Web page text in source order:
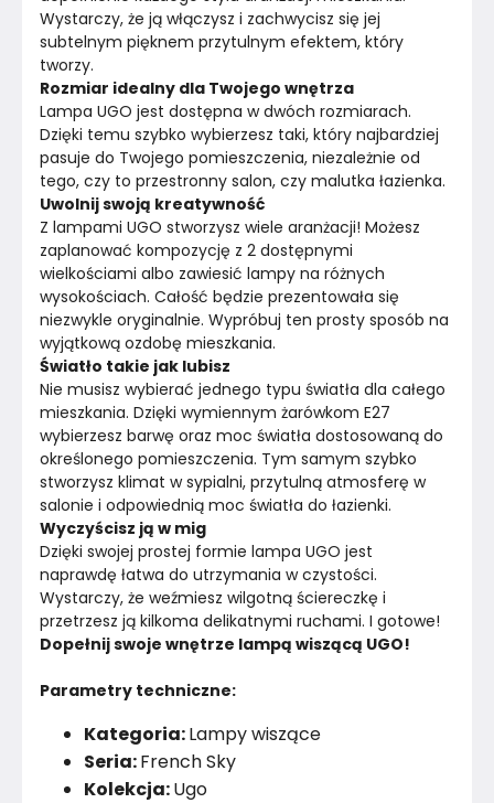
Wystarczy, że ją włączysz i zachwycisz się jej
subtelnym pięknem przytulnym efektem, który
tworzy.
Rozmiar idealny dla Twojego wnętrza
Lampa UGO jest dostępna w dwóch rozmiarach.
Dzięki temu szybko wybierzesz taki, który najbardziej
pasuje do Twojego pomieszczenia, niezależnie od
tego, czy to przestronny salon, czy malutka łazienka.
Uwolnij swoją kreatywność
Z lampami UGO stworzysz wiele aranżacji! Możesz
zaplanować kompozycję z 2 dostępnymi
wielkościami albo zawiesić lampy na różnych
wysokościach. Całość będzie prezentowała się
niezwykle oryginalnie. Wypróbuj ten prosty sposób na
wyjątkową ozdobę mieszkania.
Światło takie jak lubisz
Nie musisz wybierać jednego typu światła dla całego
mieszkania. Dzięki wymiennym żarówkom E27
wybierzesz barwę oraz moc światła dostosowaną do
określonego pomieszczenia. Tym samym szybko
stworzysz klimat w sypialni, przytulną atmosferę w
salonie i odpowiednią moc światła do łazienki.
Wyczyścisz ją w mig
Dzięki swojej prostej formie lampa UGO jest
naprawdę łatwa do utrzymania w czystości.
Wystarczy, że weźmiesz wilgotną ściereczkę i
przetrzesz ją kilkoma delikatnymi ruchami. I gotowe!
Dopełnij swoje wnętrze lampą wiszącą UGO!
Parametry techniczne:
Kategoria:Lampy wiszące
Seria:French Sky
Kolekcja:Ugo